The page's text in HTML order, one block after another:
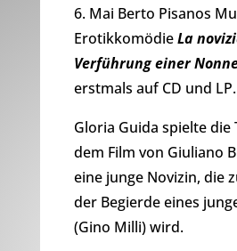
6. Mai Berto Pisanos
ErotikkomödieLa
Verführung einer
erstmals auf CD und LP.
Gloria Guida spielte die
dem Film von Giuliano
eine junge Novizin, die
der Begierde eines
(Gino Milli) wird.